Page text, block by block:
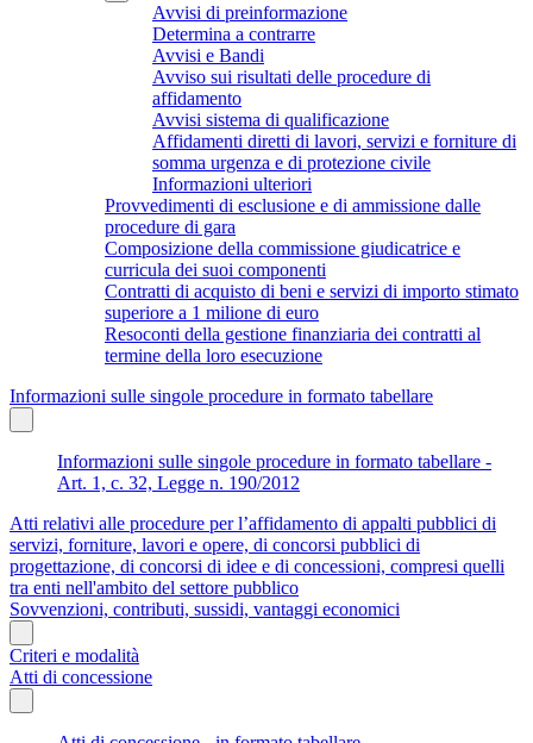
Avvisi di preinformazione
Determina a contrarre
Avvisi e Bandi
Avviso sui risultati delle procedure di
affidamento
Avvisi sistema di qualificazione
Affidamenti diretti di lavori, servizi e forniture di
somma urgenza e di protezione civile
Informazioni ulteriori
Provvedimenti di esclusione e di ammissione dalle
procedure di gara
Composizione della commissione giudicatrice e
curricula dei suoi componenti
Contratti di acquisto di beni e servizi di importo stimato
superiore a 1 milione di euro
Resoconti della gestione finanziaria dei contratti al
termine della loro esecuzione
Informazioni sulle singole procedure in formato tabellare
Informazioni sulle singole procedure in formato tabellare -
Art. 1, c. 32, Legge n. 190/2012
Atti relativi alle procedure per l’affidamento di appalti pubblici di
servizi, forniture, lavori e opere, di concorsi pubblici di
progettazione, di concorsi di idee e di concessioni, compresi quelli
tra enti nell'ambito del settore pubblico
Sovvenzioni, contributi, sussidi, vantaggi economici
Criteri e modalità
Atti di concessione